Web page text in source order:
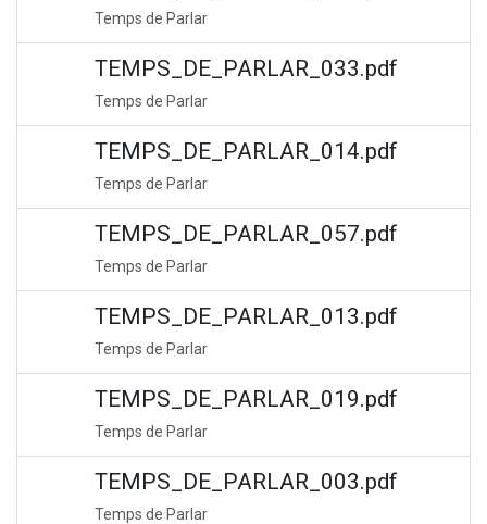
Temps de Parlar
TEMPS_DE_PARLAR_033.pdf
Temps de Parlar
TEMPS_DE_PARLAR_014.pdf
Temps de Parlar
TEMPS_DE_PARLAR_057.pdf
Temps de Parlar
TEMPS_DE_PARLAR_013.pdf
Temps de Parlar
TEMPS_DE_PARLAR_019.pdf
Temps de Parlar
TEMPS_DE_PARLAR_003.pdf
Temps de Parlar